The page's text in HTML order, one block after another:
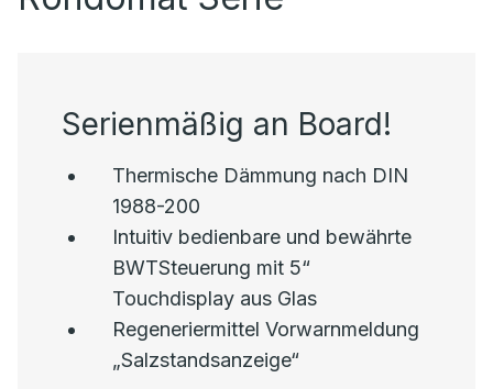
Serienmäßig an Board!
Thermische Dämmung nach DIN
1988-200
Intuitiv bedienbare und bewährte
BWTSteuerung mit 5“
Touchdisplay aus Glas
Regeneriermittel Vorwarnmeldung
„Salzstandsanzeige“